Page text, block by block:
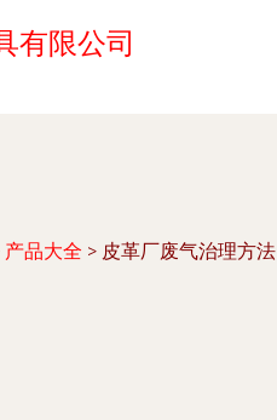
有限公司
产品大全 > 皮革厂废气治理方法